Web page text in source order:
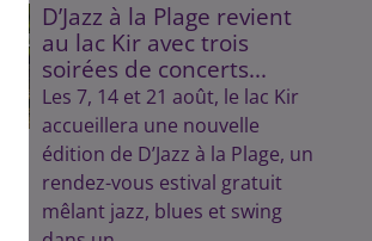
D’Jazz à la Plage revient
au lac Kir avec trois
soirées de concerts...
Les 7, 14 et 21 août, le lac Kir
accueillera une nouvelle
édition de D’Jazz à la Plage, un
rendez-vous estival gratuit
mêlant jazz, blues et swing